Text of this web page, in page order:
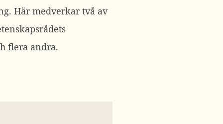
Här medverkar två av
flera andra.